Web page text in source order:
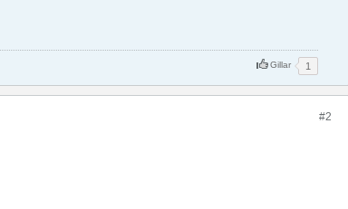
Gillar 1
#2